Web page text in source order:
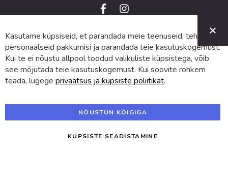
f
a
e
b
o
o
k
i
n
t
a
g
r
a
m
© 2024 SUVA. Kõik õigused kaitstud.
Kasutame küpsiseid, et parandada meie teenuseid, teha
personaalseid pakkumisi ja parandada teie kasutuskogemust.
Kui te ei nõustu allpool toodud valikuliste küpsistega, võib
see mõjutada teie kasutuskogemust. Kui soovite rohkem
teada, lugege privaatsus ja küpsiste poliitikat.
NÕUSTUN KÕIGIGA
KÜPSISTE SEADISTAMINE